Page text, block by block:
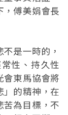
傅美娟會長
是一時的，
性、持久性
會東馬協會將
的精神，在
為目標，不